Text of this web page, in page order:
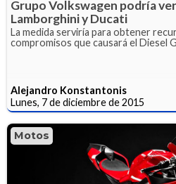
Grupo Volkswagen podría
Lamborghini y Ducati
La medida serviría para obtener
compromisos que causará el Diesel
Alejandro Konstantonis
Lunes, 7 de diciembre de 2015
Motos